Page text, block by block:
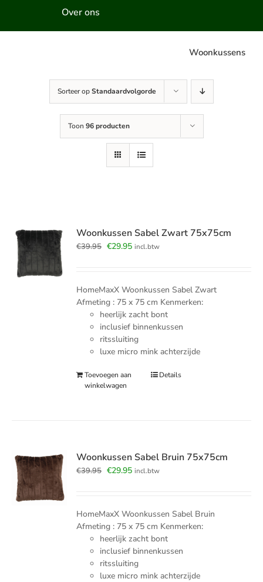
Over ons
Woonkussens
Sorteer opStandaardvolgorde
Toon 96 producten
Woonkussen Sabel Zwart 75x75cm
€39.95 Oorspronkelijke
€29.95Huidige
incl.btw
HomeMaxX Woonkussen Sabel Zwart
Afmeting : 75 x 75 cm Kenmerken:
heerlijk zacht bont
inclusief binnenkussen
ritssluiting
luxe micro mink achterzijde
Toevoegen aan
winkelwagen
Details
Woonkussen Sabel Bruin 75x75cm
€39.95 Oorspronkelijke
€29.95Huidige
incl.btw
HomeMaxX Woonkussen Sabel Bruin
Afmeting : 75 x 75 cm Kenmerken:
heerlijk zacht bont
inclusief binnenkussen
ritssluiting
luxe micro mink achterzijde